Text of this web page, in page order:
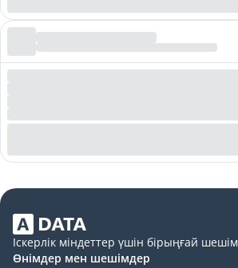
Іскерлік міндеттер үшін бірыңғай шешім
Өнімдер мен шешімдер